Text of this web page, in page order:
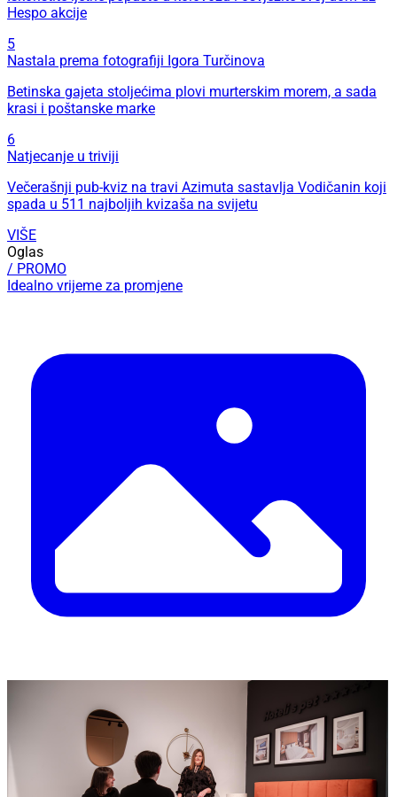
Hespo akcije
5
Nastala prema fotografiji Igora Turčinova
Betinska gajeta stoljećima plovi murterskim morem, a sada
krasi i poštanske marke
6
Natjecanje u triviji
Večerašnji pub-kviz na travi Azimuta sastavlja Vodičanin koji
spada u 511 najboljih kvizaša na svijetu
VIŠE
Oglas
/ PROMO
Idealno vrijeme za promjene